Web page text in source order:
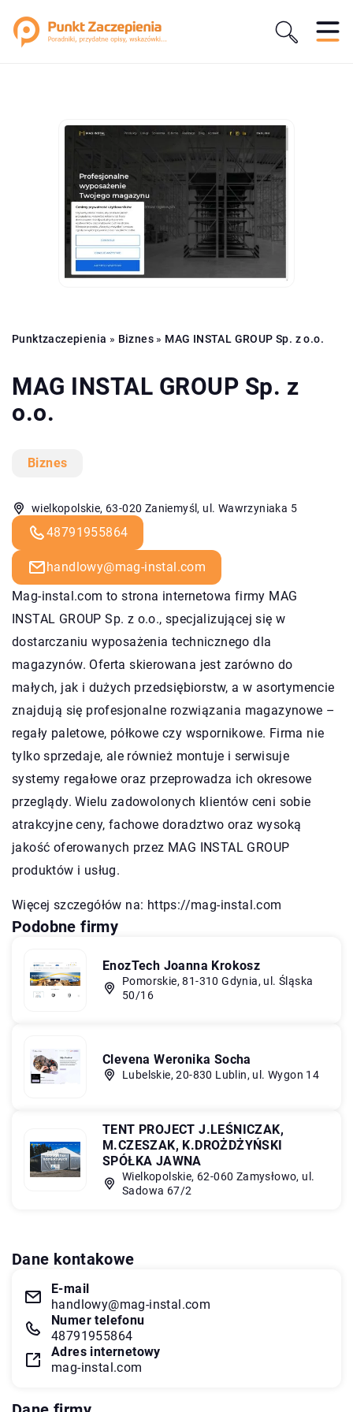
Punktzaczepienia » Biznes » MAG INSTAL GROUP Sp. z o.o.
MAG INSTAL GROUP Sp. z
o.o.
Biznes
wielkopolskie, 63-020 Zaniemyśl, ul. Wawrzyniaka 5
48791955864
handlowy@mag-instal.com
Mag-instal.com to strona internetowa firmy MAG
INSTAL GROUP Sp. z o.o., specjalizującej się w
dostarczaniu wyposażenia technicznego dla
magazynów. Oferta skierowana jest zarówno do
małych, jak i dużych przedsiębiorstw, a w asortymencie
znajdują się profesjonalne rozwiązania magazynowe –
regały paletowe, półkowe czy wspornikowe. Firma nie
tylko sprzedaje, ale również montuje i serwisuje
systemy regałowe oraz przeprowadza ich okresowe
przeglądy. Wielu zadowolonych klientów ceni sobie
atrakcyjne ceny, fachowe doradztwo oraz wysoką
jakość oferowanych przez MAG INSTAL GROUP
produktów i usług.
Więcej szczegółów na: https://mag-instal.com
Podobne firmy
EnozTech Joanna Krokosz
Pomorskie, 81-310 Gdynia, ul. Śląska
50/16
Clevena Weronika Socha
Lubelskie, 20-830 Lublin, ul. Wygon 14
TENT PROJECT J.LEŚNICZAK,
M.CZESZAK, K.DROŻDŻYŃSKI
SPÓŁKA JAWNA
Wielkopolskie, 62-060 Zamysłowo, ul.
Sadowa 67/2
Dane kontakowe
E-mail
handlowy@mag-instal.com
Numer telefonu
48791955864
Adres internetowy
mag-instal.com